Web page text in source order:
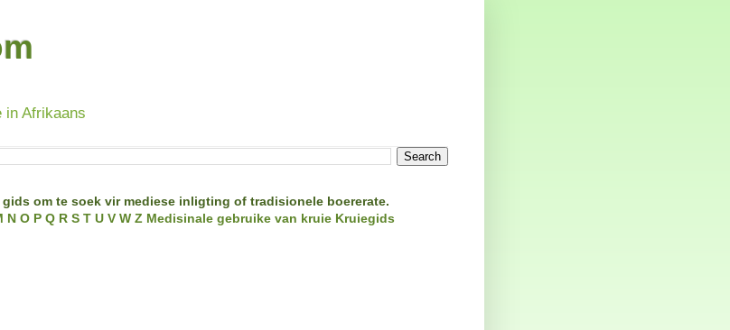
in Afrikaans
om te soek vir mediese inligting of tradisionele boererate.
N O P Q R S T U V W Z Medisinale gebruike van kruie Kruiegids